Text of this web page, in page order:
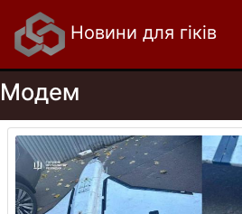
Новини для гіків
Модем